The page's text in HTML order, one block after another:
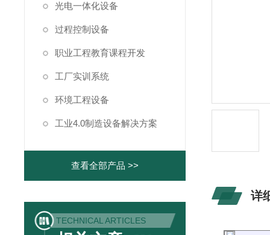
光电一体化设备
过程控制设备
职业工程教育课程开发
工厂实训系统
环境工程设备
工业4.0制造设备解决方案
查看全部产品 >>
TECHNICAL ARTICLES
详